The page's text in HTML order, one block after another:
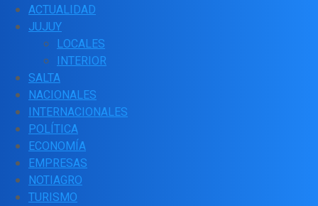
ACTUALIDAD
JUJUY
LOCALES
INTERIOR
SALTA
NACIONALES
INTERNACIONALES
POLÍTICA
ECONOMÍA
EMPRESAS
NOTIAGRO
TURISMO